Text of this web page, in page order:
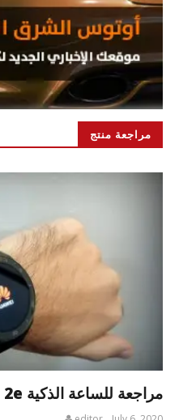
مراجعة منتج
مراجعة للساعة الذكية HUAWEI WATCH GT 2e